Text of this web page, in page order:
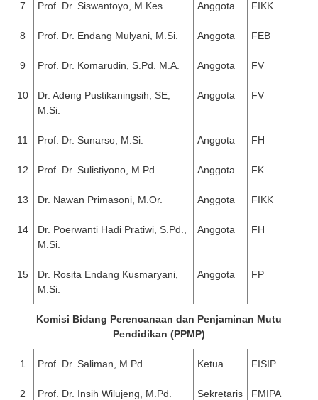
7 Prof. Dr. Siswantoyo, M.Kes. Anggota FIKK
8 Prof. Dr. Endang Mulyani, M.Si. Anggota FEB
9 Prof. Dr. Komarudin, S.Pd. M.A. Anggota FV
10
Dr. Adeng Pustikaningsih, SE,
M.Si.
Anggota FV
11 Prof. Dr. Sunarso, M.Si. Anggota FH
12 Prof. Dr. Sulistiyono, M.Pd. Anggota FK
13 Dr. Nawan Primasoni, M.Or. Anggota FIKK
14
Dr. Poerwanti Hadi Pratiwi, S.Pd.,
M.Si.
Anggota FH
15
Dr. Rosita Endang Kusmaryani,
M.Si.
Anggota FP
Komisi Bidang Perencanaan dan Penjaminan Mutu
Pendidikan (PPMP)
1 Prof. Dr. Saliman, M.Pd. Ketua FISIP
2 Prof. Dr. Insih Wilujeng, M.Pd. Sekretaris FMIPA